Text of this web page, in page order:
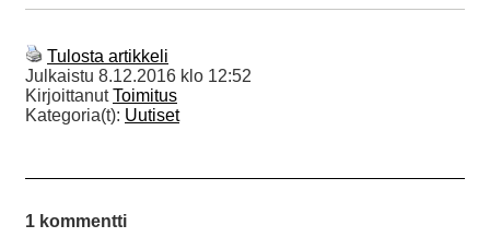
Tulosta artikkeli
Julkaistu 8.12.2016 klo 12:52
KirjoittanutToimitus
Kategoria(t): Uutiset
1 kommentti